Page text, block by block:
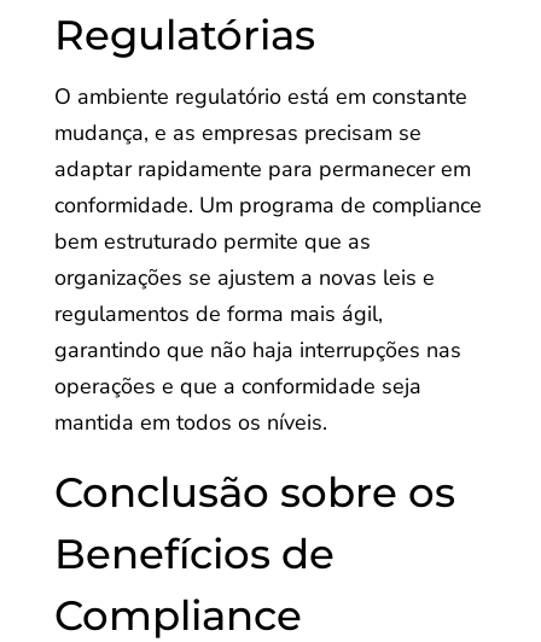
Regulatórias
O ambiente regulatório está em constante
mudança, e as empresas precisam se
adaptar rapidamente para permanecer em
conformidade. Um programa de compliance
bem estruturado permite que as
organizações se ajustem a novas leis e
regulamentos de forma mais ágil,
garantindo que não haja interrupções nas
operações e que a conformidade seja
mantida em todos os níveis.
Conclusão sobre os
Benefícios de
Compliance